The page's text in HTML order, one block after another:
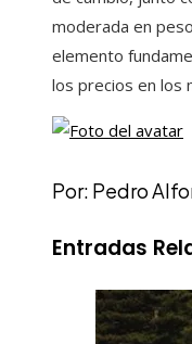
moderada en
elemento
los precios en los
Por: Pedro
Entradas